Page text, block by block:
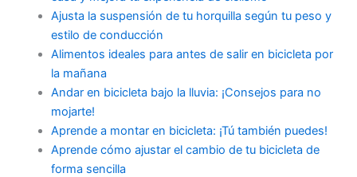
Ajusta la suspensión de tu horquilla según tu peso y
estilo de conducción
Alimentos ideales para antes de salir en bicicleta por
la mañana
Andar en bicicleta bajo la lluvia: ¡Consejos para no
mojarte!
Aprende a montar en bicicleta: ¡Tú también puedes!
Aprende cómo ajustar el cambio de tu bicicleta de
forma sencilla